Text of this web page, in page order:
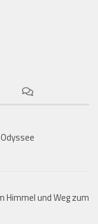
Himmel und Weg zum